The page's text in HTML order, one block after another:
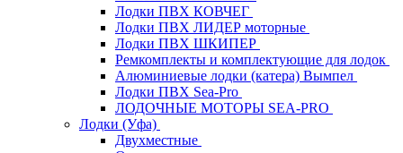
Лодки ПВХ КОВЧЕГ
Лодки ПВХ ЛИДЕР моторные
Лодки ПВХ ШКИПЕР
Ремкомплекты и комплектующие для лодок
Алюминиевые лодки (катера) Вымпел
Лодки ПВХ Sea-Pro
ЛОДОЧНЫЕ МОТОРЫ SEA-PRO
Лодки (Уфа)
Двухместные